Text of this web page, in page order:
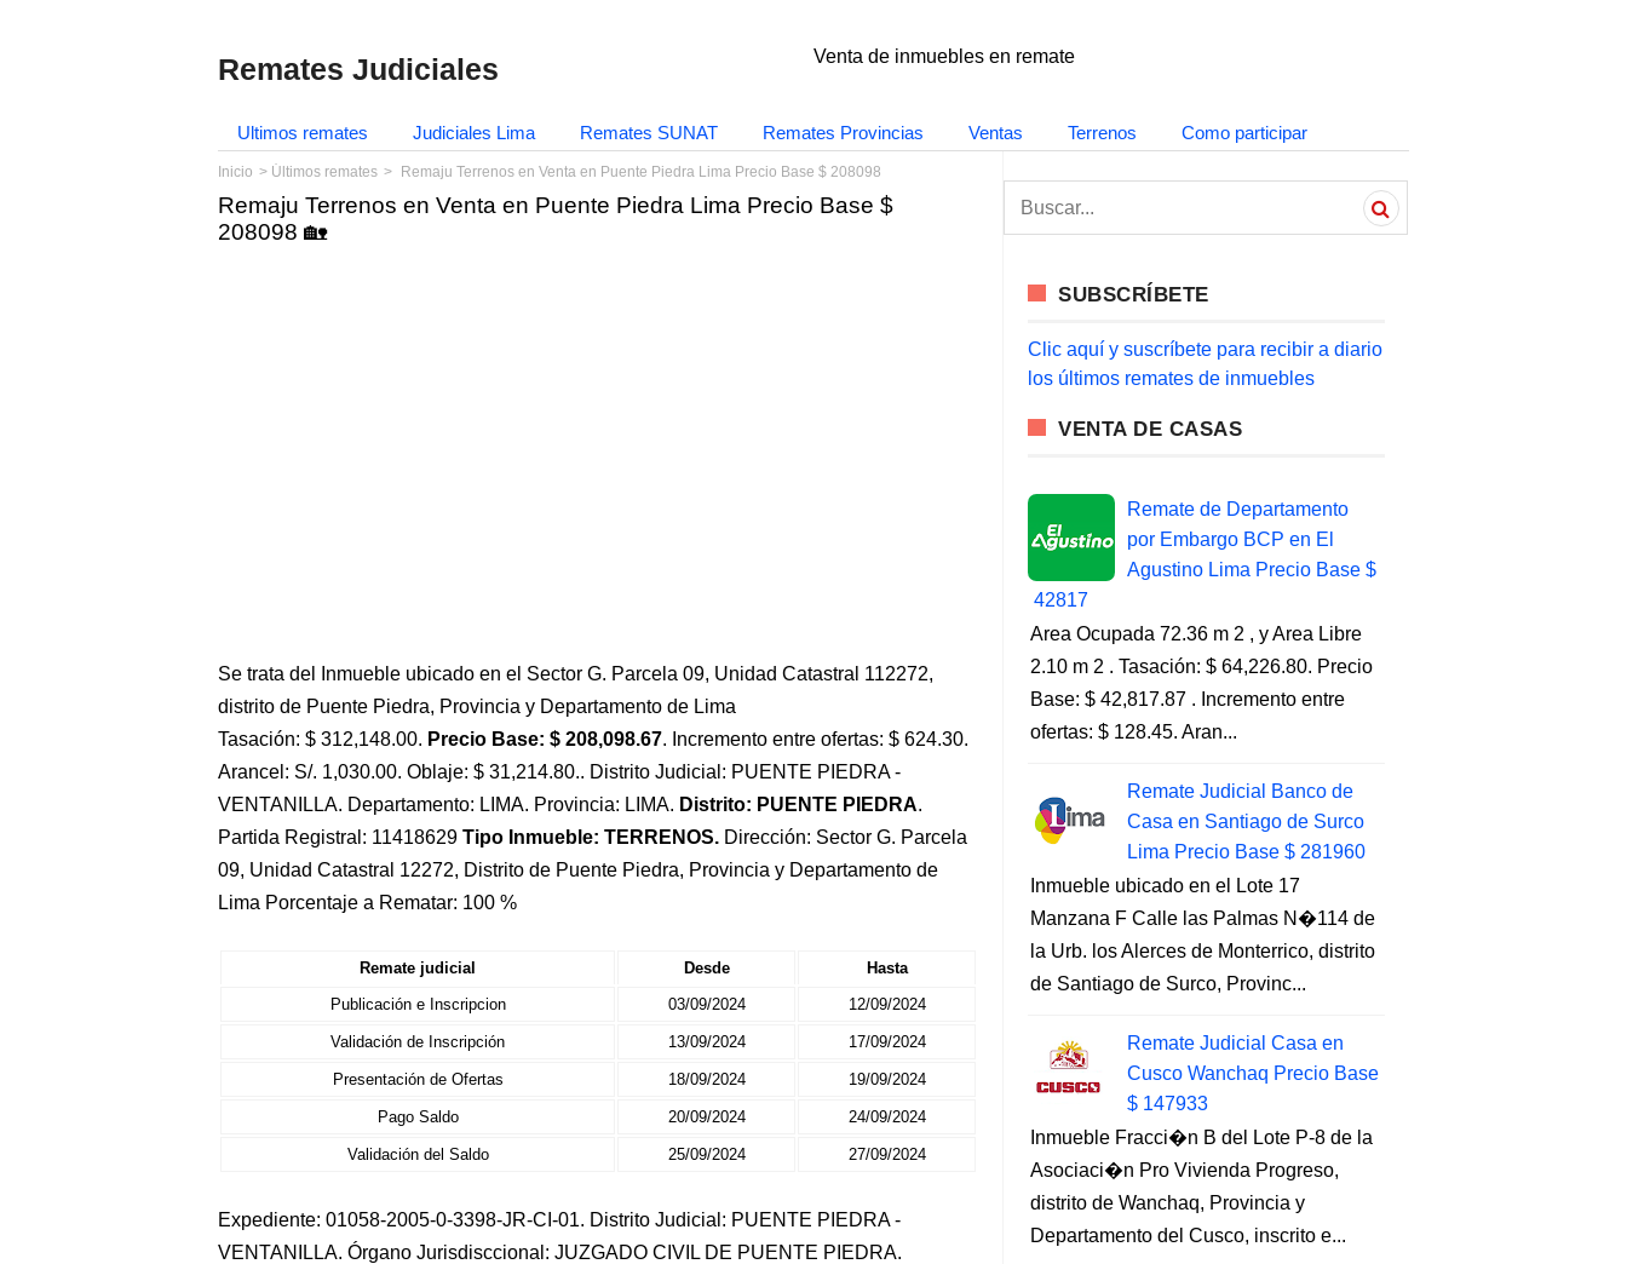
Remates Judiciales Venta de inmuebles en remate
Ultimos remates Judiciales Lima Remates SUNAT Remates Provincias Ventas Terrenos Como participar
Inicio Últimos remates Remaju Terrenos en Venta en Puente Piedra Lima Precio Base $ 208098
Remaju Terrenos en Venta en Puente Piedra Lima Precio Base $
208098 🏡
Se trata del Inmueble ubicado en el Sector G. Parcela 09, Unidad Catastral 112272,
distrito de Puente Piedra, Provincia y Departamento de Lima
Tasación: $ 312,148.00. Precio Base: $ 208,098.67. Incremento entre ofertas: $ 624.30.
Arancel: S/. 1,030.00. Oblaje: $ 31,214.80.. Distrito Judicial: PUENTE PIEDRA -
VENTANILLA. Departamento: LIMA. Provincia: LIMA. Distrito: PUENTE PIEDRA.
Partida Registral: 11418629 Tipo Inmueble: TERRENOS. Dirección: Sector G. Parcela
09, Unidad Catastral 12272, Distrito de Puente Piedra, Provincia y Departamento de
Lima Porcentaje a Rematar: 100 %
Remate judicial Desde
Hasta
Publicación e Inscripcion
03/09/2024 12/09/2024
Validación de Inscripción 13/09/2024 17/09/2024
Presentación de Ofertas 18/09/2024 19/09/2024
Pago Saldo 20/09/2024 24/09/2024
Validación del Saldo 25/09/2024 27/09/2024
Expediente: 01058-2005-0-3398-JR-CI-01. Distrito Judicial: PUENTE PIEDRA -
VENTANILLA. Órgano Jurisdisccional: JUZGADO CIVIL DE PUENTE PIEDRA.
a
SUBSCRÍBETE
Clic aquí y suscríbete para recibir a diario
los últimos remates de inmuebles
VENTA DE CASAS
Remate de Departamento
por Embargo BCP en El
Agustino Lima Precio Base $
42817
Area Ocupada 72.36 m 2 , y Area Libre
2.10 m 2 . Tasación: $ 64,226.80. Precio
Base: $ 42,817.87 . Incremento entre
ofertas: $ 128.45. Aran...
Remate Judicial Banco de
Casa en Santiago de Surco
Lima Precio Base $ 281960
Inmueble ubicado en el Lote 17
Manzana F Calle las Palmas N�114 de
la Urb. los Alerces de Monterrico, distrito
de Santiago de Surco, Provinc...
Remate Judicial Casa en
Cusco Wanchaq Precio Base
$ 147933
Inmueble Fracci�n B del Lote P-8 de la
Asociaci�n Pro Vivienda Progreso,
distrito de Wanchaq, Provincia y
Departamento del Cusco, inscrito e...